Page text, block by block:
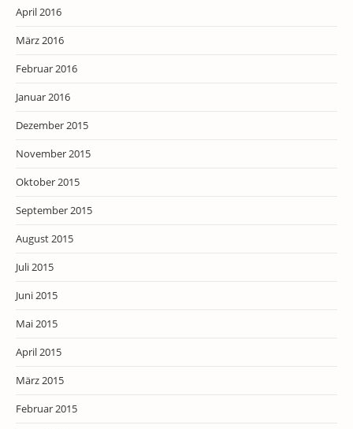
April 2016
März 2016
Februar 2016
Januar 2016
Dezember 2015
November 2015
Oktober 2015
September 2015
August 2015
Juli 2015
Juni 2015
Mai 2015
April 2015
März 2015
Februar 2015